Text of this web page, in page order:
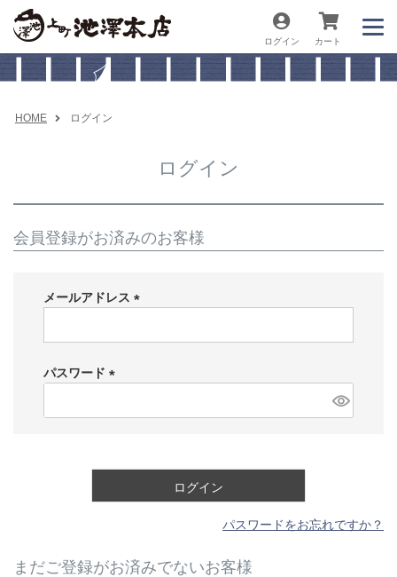
ログイン カート
HOME ログイン
ログイン
会員登録がお済みのお客様
メールアドレス
必
パスワード
必
ログイン
パスワードをお忘れですか？
まだご登録がお済みでないお客様